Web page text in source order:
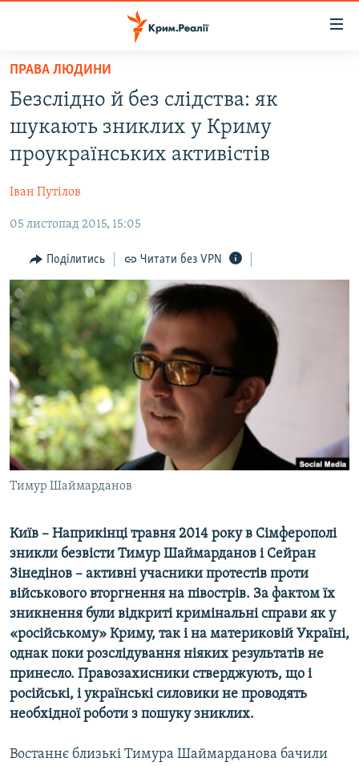
Перейти
основного
матеріалу
Перейти
до
основної
навігації
Перейти
пошуку
ВОДА.КРИМ
ВІДЕО ТА ФОТО
БЛОГИ
ПОГЛЯД
ІНТЕРВ'Ю
ВСЕ ЗА ДЕНЬ
СПЕЦПРОЕКТИ
ДЕПОРТАЦІЯ
ВІДЕОУРОКИ «ELIFBE»
СВІДЧЕННЯ ОКУПАЦІЇ
УКРАЇНСЬКА ПРОБЛЕМА КРИМУ
ІНФОГРАФІКА
ЯК ОБІЙТИ БЛОКУВАННЯ
Русский
Qırımtatar
ДОЛУЧАЙСЯ!
Усі сайти RFE/RL
ПРАВА ЛЮДИНИ
Безслідно й без слідства: як
шукають зниклих у Криму
проукраїнських активістів
Іван Путілов
05 листопад 2015, 15:05
Поділитись Читати без VPN
Тимур Шаймарданов
Київ – Наприкінці травня 2014 року в Сімферополі
зникли безвісти Тимур Шаймарданов і Сейран
Зінедінов – активні учасники протестів проти
військового вторгнення на півострів. За фактом їх
зникнення були відкриті кримінальні справи як у
«російському» Криму, так і на материковій Україні,
однак поки розслідування ніяких результатів не
принесло. Правозахисники стверджують, що і
російські, і українські силовики не проводять
необхідної роботи з пошуку зниклих.
Востаннє близькі Тимура Шаймарданова бачили